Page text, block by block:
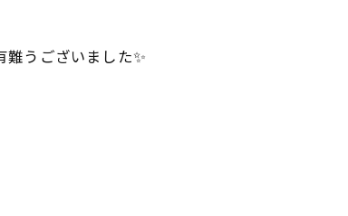
うございました✨